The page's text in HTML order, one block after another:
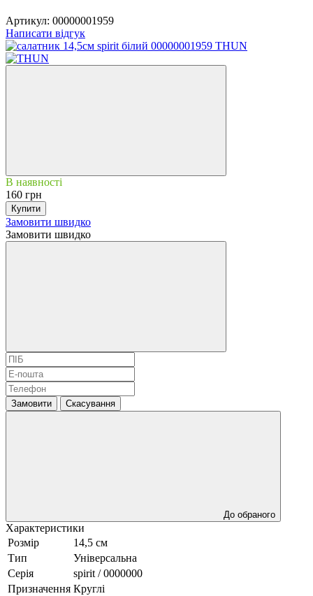
Артикул: 00000001959
Написати відгук
В наявності
160 грн
Купити
Замовити швидко
Замовити швидко
Замовити Скасування
До обраного
Характеристики
Розмір
14,5 см
Тип
Універсальна
Серія
spirit / 0000000
Призначення Круглі